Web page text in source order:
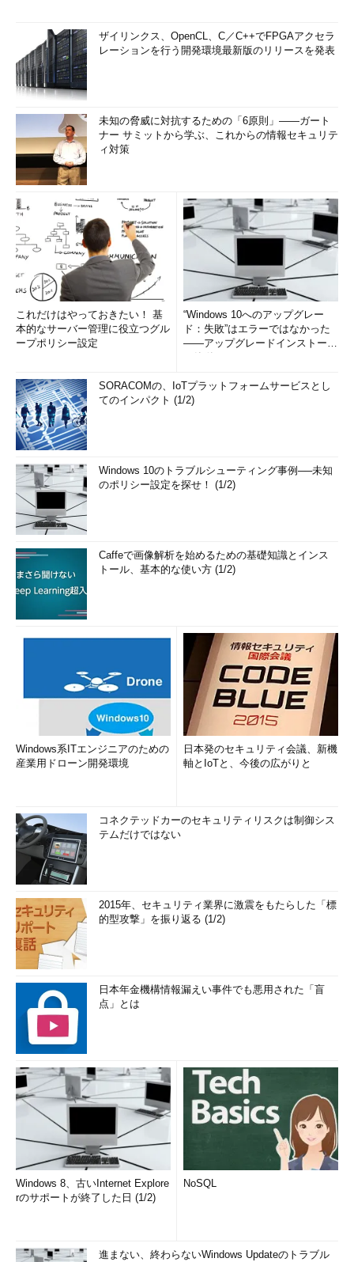
ザイリンクス、OpenCL、C／C++でFPGAアクセラ
レーションを行う開発環境最新版のリリースを発表
未知の脅威に対抗するための「6原則」――ガート
ナー サミットから学ぶ、これからの情報セキュリテ
ィ対策
これだけはやっておきたい！ 基
本的なサーバー管理に役立つグル
ープポリシー設定
“Windows 10へのアップグレー
ド：失敗”はエラーではなかった
――アップグレードインストール
SORACOMの、IoTプラットフォームサービスとし
てのインパクト (1/2)
Windows 10のトラブルシューティング事例──未知
のポリシー設定を探せ！ (1/2)
Caffeで画像解析を始めるための基礎知識とインス
トール、基本的な使い方 (1/2)
Windows系ITエンジニアのための
産業用ドローン開発環境
日本発のセキュリティ会議、新機
軸とIoTと、今後の広がりと
コネクテッドカーのセキュリティリスクは制御シス
テムだけではない
2015年、セキュリティ業界に激震をもたらした「標
的型攻撃」を振り返る (1/2)
日本年金機構情報漏えい事件でも悪用された「盲
点」とは
Windows 8、古いInternet Explore
rのサポートが終了した日 (1/2)
NoSQL
進まない、終わらないWindows Updateのトラブル